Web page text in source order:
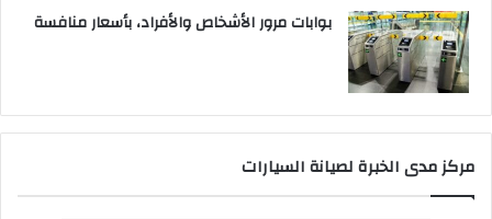
بوابات مرور الأشخاص والأفراد، بأسعار منافسة
مركز مدى الخبرة لصيانة السيارات